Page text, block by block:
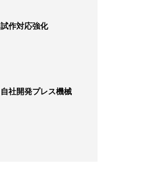
試作対応強化
自社開発プレス機械